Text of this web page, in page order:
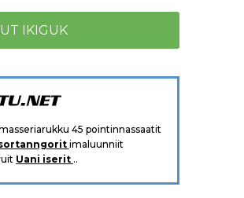
45 pointinnassaatit
imaluunniit
Uani iserit ..